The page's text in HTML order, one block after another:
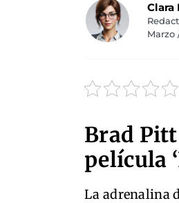
Clara
Marzo
Brad
película
La adrenalina